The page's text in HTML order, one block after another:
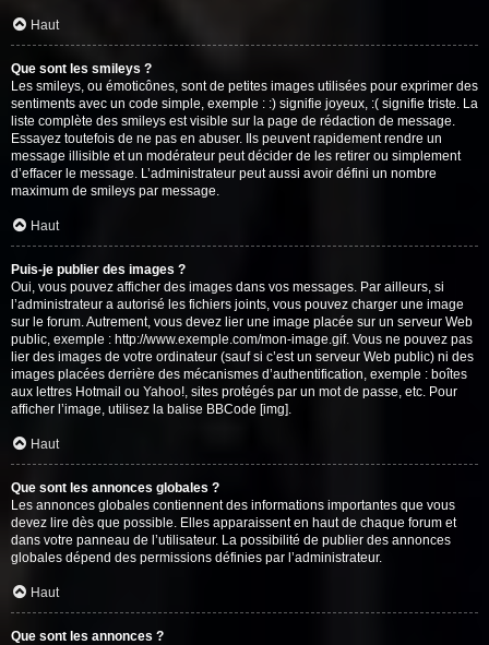
Haut
Que sont les smileys ?
Les smileys, ou émoticônes, sont de petites images utilisées pour exprimer des
sentiments avec un code simple, exemple : :) signifie joyeux, :( signifie triste. La
liste complète des smileys est visible sur la page de rédaction de message.
Essayez toutefois de ne pas en abuser. Ils peuvent rapidement rendre un
message illisible et un modérateur peut décider de les retirer ou simplement
d’effacer le message. L’administrateur peut aussi avoir défini un nombre
maximum de smileys par message.
Haut
Puis-je publier des images ?
Oui, vous pouvez afficher des images dans vos messages. Par ailleurs, si
l’administrateur a autorisé les fichiers joints, vous pouvez charger une image
sur le forum. Autrement, vous devez lier une image placée sur un serveur Web
public, exemple : http://www.exemple.com/mon-image.gif. Vous ne pouvez pas
lier des images de votre ordinateur (sauf si c’est un serveur Web public) ni des
images placées derrière des mécanismes d’authentification, exemple : boîtes
aux lettres Hotmail ou Yahoo!, sites protégés par un mot de passe, etc. Pour
afficher l’image, utilisez la balise BBCode [img].
Haut
Que sont les annonces globales ?
Les annonces globales contiennent des informations importantes que vous
devez lire dès que possible. Elles apparaissent en haut de chaque forum et
dans votre panneau de l’utilisateur. La possibilité de publier des annonces
globales dépend des permissions définies par l’administrateur.
Haut
Que sont les annonces ?